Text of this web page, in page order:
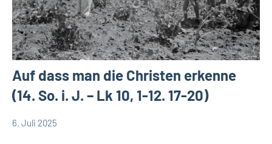
Auf dass man die Christen erkenne
(14. So. i. J. – Lk 10, 1-12. 17-20)
6. Juli 2025